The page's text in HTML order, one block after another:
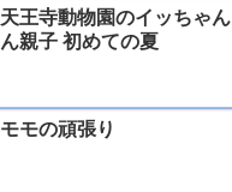
天王寺動物園のイッちゃ
ん親子 初めての夏
モモの頑張り